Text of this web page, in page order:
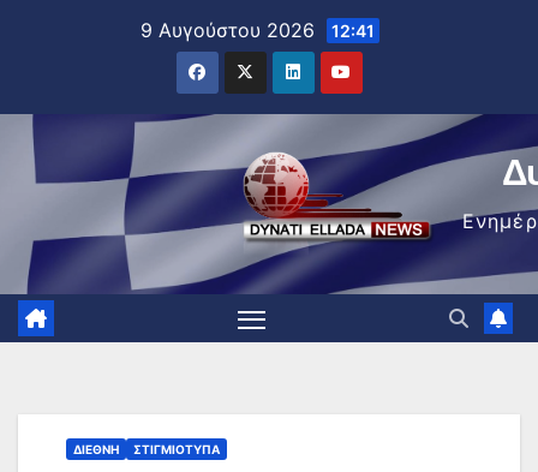
9 Αυγούστου 2026 12:41
ΔΙΕΘΝΉ ΣΤΙΓΜΙΌΤΥΠΑ